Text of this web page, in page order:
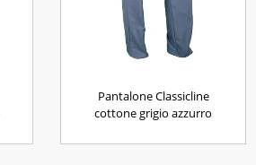
Pantalone Classicline
cottone grigio azzurro